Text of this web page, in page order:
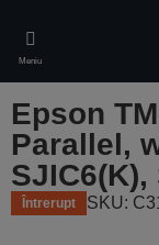
main
content
Meniu
Epson
Parallel,
SJIC6(K),
Întrerupt SKU: